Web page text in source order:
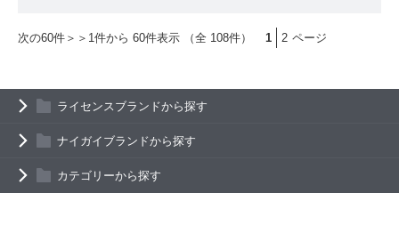
次の60件＞＞ 1件から 60件表示 （全 108件） 1 2 ページ
ライセンスブランドから探す
ナイガイブランドから探す
カテゴリーから探す